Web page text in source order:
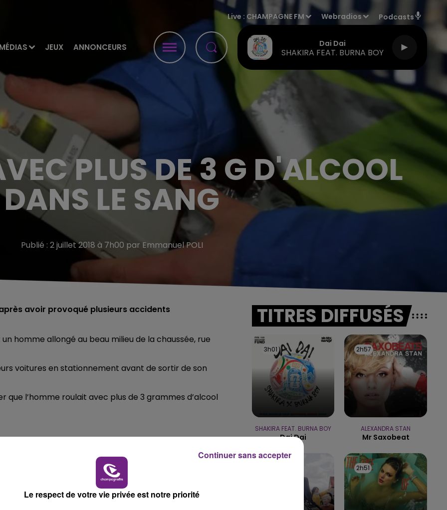
MÉDIAS JEUX ANNONCEURS
Live : CHAMPAGNE FM Webradios Podcasts
Dai Dai
SHAKIRA FEAT. BURNA BOY
LE TICKET DE CAISSE
PLUS DE 3 G D'ALCOOL
DANS LE SANG
Publié : 2 juillet 2018 à 7h00 par Emmanuel POLI
avoir provoqué plusieurs accidents
homme allongé au beau milieu de la chaussée, rue
voitures en stationnement avant de sortir de son
l’homme roulait avec plus de 3 grammes d’alcool
correctionnel de Charleville-Mézières le 19
TITRES DIFFUSÉS
3h01
3h01
SHAKIRA FEAT. BURNA BOY
Dai Dai
2h57
2h57
ALEXANDRA STAN
Mr Saxobeat
2h51
2h51
Le respect de votre vie privée est notre priorité
Continuer sans accepter